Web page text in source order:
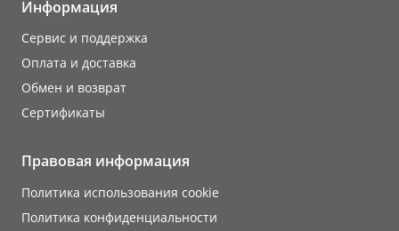
Информация
Сервис и поддержка
Оплата и доставка
Обмен и возврат
Сертификаты
Правовая информация
Политика использования cookie
Политика конфиденциальности